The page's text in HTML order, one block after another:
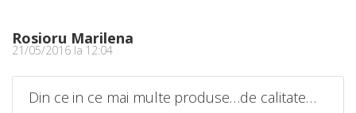
Rosioru Marilena
21/05/2016 la 12:04
Din ce in ce mai multe produse…de calitate…